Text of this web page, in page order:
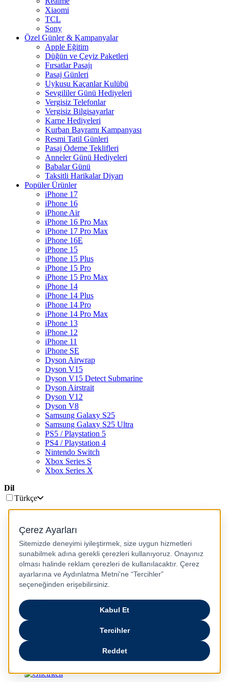
Xiaomi
TCL
Sony
Özel Günler & Kampanyalar
Apple Eğitim
Düğün ve Çeyiz Paketleri
Fırsatlar Pasajı
Pasaj Günleri
Uykusu Kaçanlar Kulübü
Sevgililer Günü Hediyeleri
Vergisiz Telefonlar
Vergisiz Bilgisayarlar
Karne Hediyeleri
Kurban Bayramı Kampanyası
Resmi Tatil Günleri
Pasaj Ödeme Teklifleri
Anneler Günü Hediyeleri
Babalar Günü
Taksitli Harikalar Diyarı
Popüler Ürünler
iPhone 17
iPhone 16
iPhone Air
iPhone 16 Pro Max
iPhone 17 Pro Max
iPhone 16E
iPhone 15
iPhone 15 Plus
iPhone 15 Pro
iPhone 15 Pro Max
iPhone 14
iPhone 14 Plus
iPhone 14 Pro
iPhone 14 Pro Max
iPhone 13
iPhone 12
iPhone 11
iPhone SE
Dyson Airwrap
Dyson V15
Dyson V15 Detect Submarine
Dyson Airstrait
Dyson V12
Dyson V8
Samsung Galaxy S25
Samsung Galaxy S25 Ultra
PS5 / Playstation 5
PS4 / Playstation 4
Nintendo Switch
Xbox Series S
Xbox Series X
Dil
Türkçe
русский